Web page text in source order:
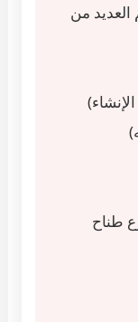
العديد من
طناح